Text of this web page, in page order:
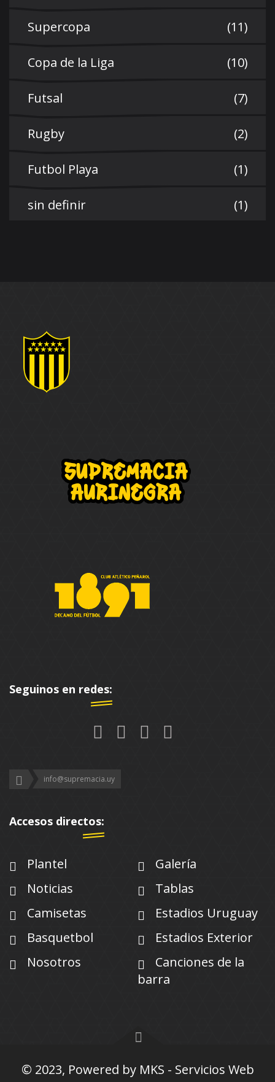
Supercopa (11)
Copa de la Liga (10)
Futsal (7)
Rugby (2)
Futbol Playa (1)
sin definir (1)
Seguinos en redes:
info@supremacia.uy
Accesos directos:
Plantel
Galería
Noticias
Tablas
Camisetas
Estadios Uruguay
Basquetbol
Estadios Exterior
Nosotros
Canciones de la
barra
© 2023, Powered by MKS - Servicios Web